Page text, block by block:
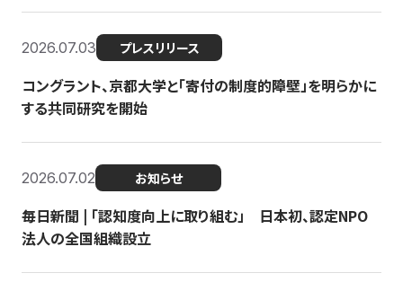
2026.07.03 プレスリリース
コングラント、京都大学と「寄付の制度的障壁」を明らかに
する共同研究を開始
2026.07.02 お知らせ
毎日新聞 | 「認知度向上に取り組む」 日本初、認定NPO
法人の全国組織設立